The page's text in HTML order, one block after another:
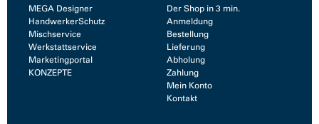
MEGA Designer
HandwerkerSchutz
Mischservice
Werkstattservice
Marketingportal
KONZEPTE
Der Shop in 3 min.
Anmeldung
Bestellung
Lieferung
Abholung
Zahlung
Mein Konto
Kontakt